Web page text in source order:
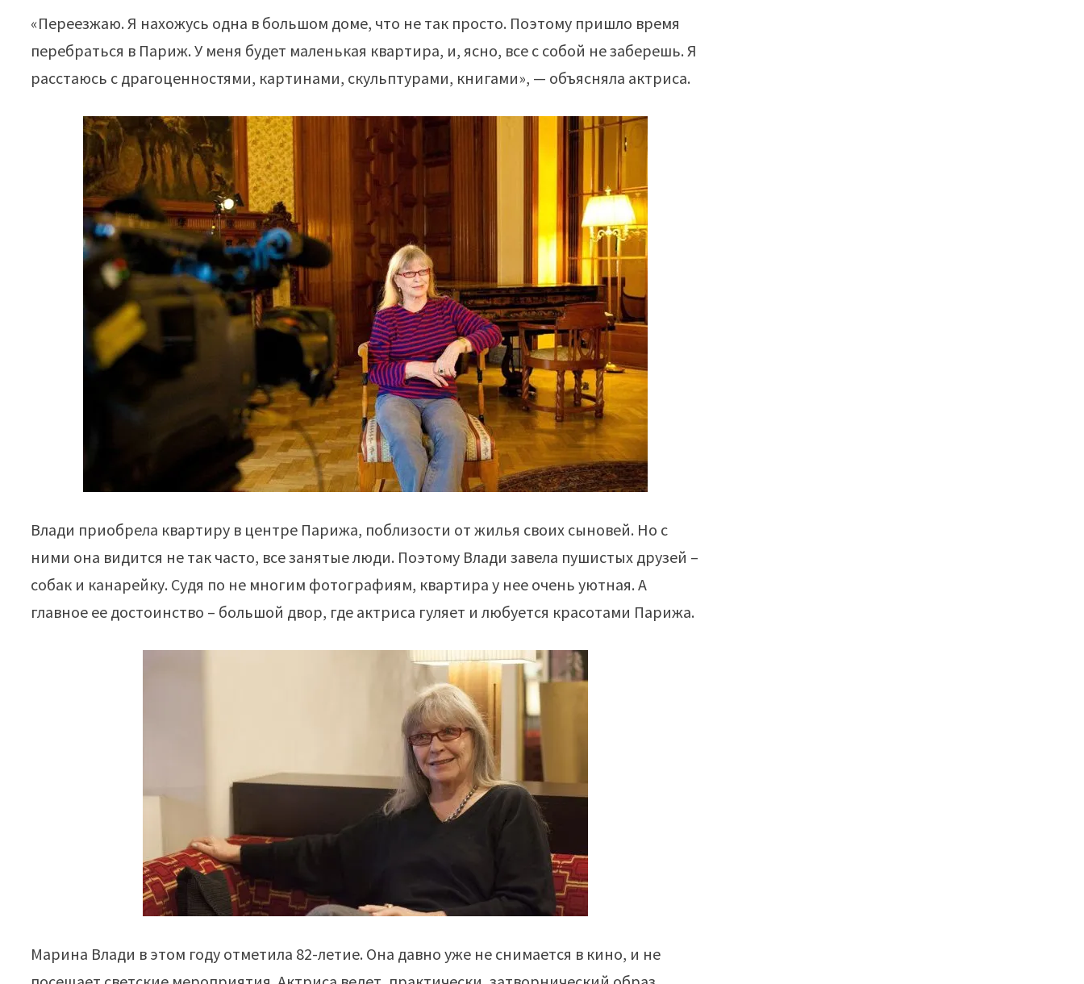
«Переезжаю. Я нахожусь одна в большом доме, что не так просто. Поэтому пришло время
перебраться в Париж. У меня будет маленькая квартира, и, ясно, все с собой не заберешь. Я
расстаюсь с драгоценностями, картинами, скульптурами, книгами», — объясняла актриса.
Влади приобрела квартиру в центре Парижа, поблизости от жилья своих сыновей. Но с
ними она видится не так часто, все занятые люди. Поэтому Влади завела пушистых друзей –
собак и канарейку. Судя по не многим фотографиям, квартира у нее очень уютная. А
главное ее достоинство – большой двор, где актриса гуляет и любуется красотами Парижа.
Марина Влади в этом году отметила 82-летие. Она давно уже не снимается в кино, и не